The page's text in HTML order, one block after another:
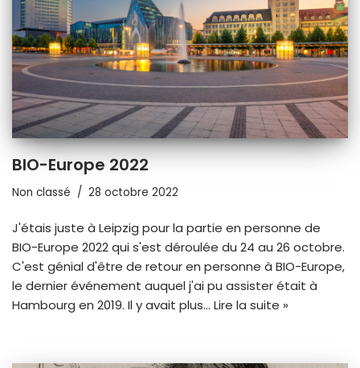
BIO-Europe 2022
Non classé 28 octobre 2022
J'étais juste à Leipzig pour la partie en personne de
BIO-Europe 2022 qui s'est déroulée du 24 au 26 octobre.
C'est génial d'être de retour en personne à BIO-Europe,
le dernier événement auquel j'ai pu assister était à
Hambourg en 2019. Il y avait plus... Lire la suite »